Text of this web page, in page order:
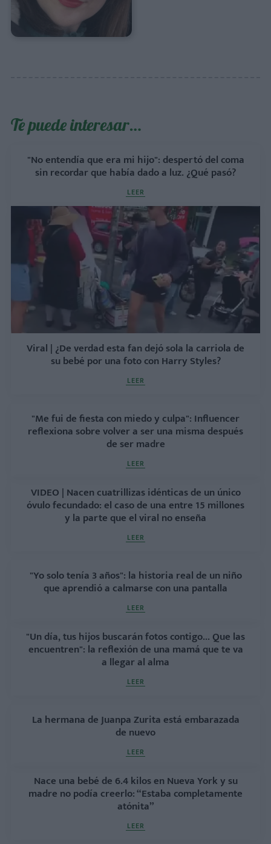
Te puede interesar…
"No entendía que era mi hijo": despertó del coma
sin recordar que había dado a luz. ¿Qué pasó?
LEER
Viral | ¿De verdad esta fan dejó sola la carriola de
su bebé por una foto con Harry Styles?
LEER
"Me fui de fiesta con miedo y culpa": Influencer
reflexiona sobre volver a ser una misma después
de ser madre
LEER
VIDEO | Nacen cuatrillizas idénticas de un único
óvulo fecundado: el caso de una entre 15 millones
y la parte que el viral no enseña
LEER
"Yo solo tenía 3 años": la historia real de un niño
que aprendió a calmarse con una pantalla
LEER
"Un día, tus hijos buscarán fotos contigo... Que las
encuentren": la reflexión de una mamá que te va
a llegar al alma
LEER
La hermana de Juanpa Zurita está embarazada
de nuevo
LEER
Nace una bebé de 6.4 kilos en Nueva York y su
madre no podía creerlo: “Estaba completamente
atónita”
LEER